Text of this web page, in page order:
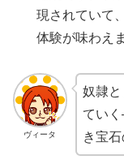
現されていて
体験が味わえ
ヴィータ
奴隷と
てい
き宝